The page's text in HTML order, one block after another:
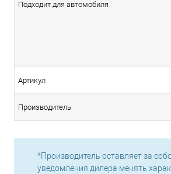
Подходит для автомобиля
Артикул
Производитель
*Производитель оставляет за
уведомления дилера менять